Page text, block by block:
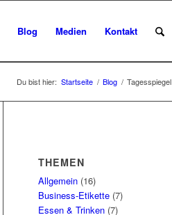
Blog Medien Kontakt
Du bist hier: Startseite / Blog / Tagesspiegel
THEMEN
Allgemein (16)
Business-Etikette (7)
Essen & Trinken (7)